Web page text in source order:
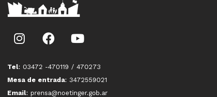
Tel: 03472 -470119 / 470273
Mesa de entrada: 3472559021
Email: prensa@noetinger.gob.ar